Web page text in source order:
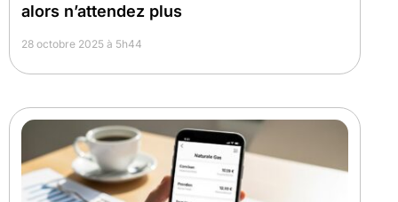
alors n’attendez plus
28 octobre 2025 à 5h44